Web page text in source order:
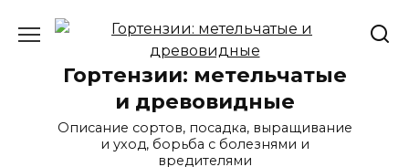
Гортензии: метельчатые
и древовидные
Описание сортов, посадка, выращивание
и уход, борьба с болезнями и
вредителями